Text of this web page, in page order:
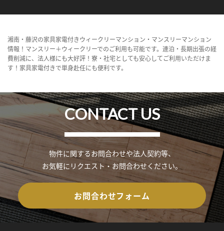
湘南・藤沢の家具家電付きウィークリーマンション・マンスリーマンション
情報！マンスリー＋ウィークリーでのご利用も可能です。連泊・長期出張の経
費削減に、法人様にも大好評！寮・社宅としても安心してご利用いただけま
す！家具家電付きで単身赴任にも便利です。
CONTACT US
物件に関するお問合わせや法人契約等、
お気軽にリクエスト・お問合わせください。
お問合わせフォーム